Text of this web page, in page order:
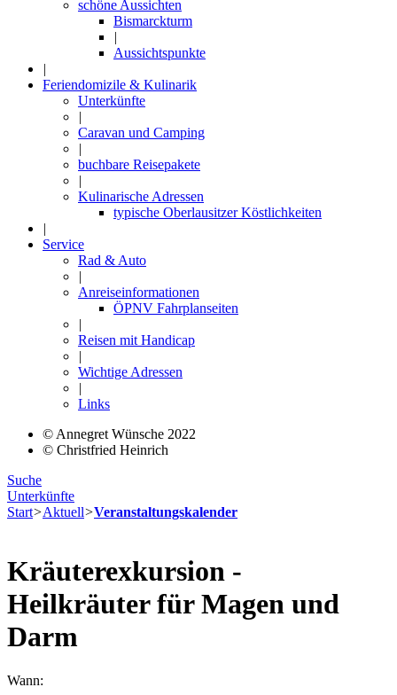
schöne Aussichten
Bismarckturm
|
Aussichtspunkte
|
Feriendomizile & Kulinarik
Unterkünfte
|
Caravan und Camping
|
buchbare Reisepakete
|
Kulinarische Adressen
typische Oberlausitzer Köstlichkeiten
|
Service
Rad & Auto
|
Anreiseinformationen
ÖPNV Fahrplanseiten
|
Reisen mit Handicap
|
Wichtige Adressen
|
Links
© Annegret Wünsche 2022
© Christfried Heinrich
Suche
Unterkünfte
Start>Aktuell>Veranstaltungskalender
Kräuterexkursion -
Heilkräuter für Magen und
Darm
Wann: